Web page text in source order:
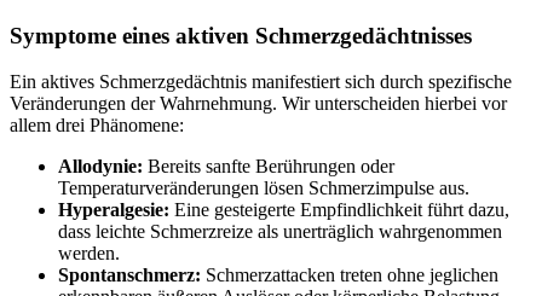
Symptome eines aktiven Schmerzgedächtnisses
Ein aktives Schmerzgedächtnis manifestiert sich durch spezifische
Veränderungen der Wahrnehmung. Wir unterscheiden hierbei vor
allem drei Phänomene:
Allodynie: Bereits sanfte Berührungen oder
Temperaturveränderungen lösen Schmerzimpulse aus.
Hyperalgesie: Eine gesteigerte Empfindlichkeit führt dazu,
dass leichte Schmerzreize als unerträglich wahrgenommen
werden.
Spontanschmerz: Schmerzattacken treten ohne jeglichen